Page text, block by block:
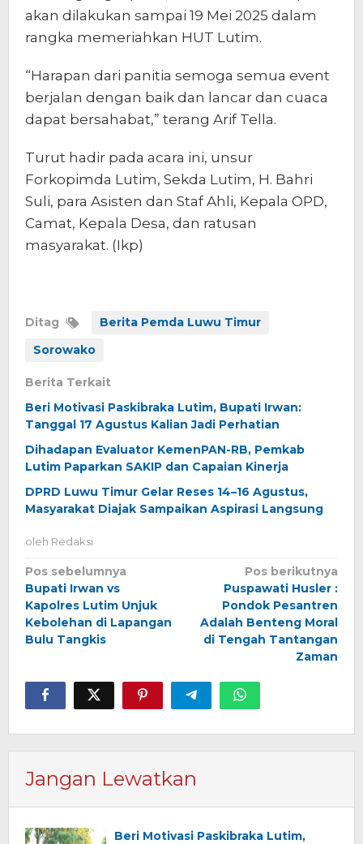
akan dilakukan sampai 19 Mei 2025 dalam
rangka memeriahkan HUT Lutim.
“Harapan dari panitia semoga semua event
berjalan dengan baik dan lancar dan cuaca
dapat bersahabat,” terang Arif Tella.
Turut hadir pada acara ini, unsur
Forkopimda Lutim, Sekda Lutim, H. Bahri
Suli, para Asisten dan Staf Ahli, Kepala OPD,
Camat, Kepala Desa, dan ratusan
masyarakat. (Ikp)
Ditag
Berita Pemda Luwu Timur
Sorowako
Berita Terkait
Beri Motivasi Paskibraka Lutim, Bupati Irwan:
Tanggal 17 Agustus Kalian Jadi Perhatian
Dihadapan Evaluator KemenPAN-RB, Pemkab
Lutim Paparkan SAKIP dan Capaian Kinerja
DPRD Luwu Timur Gelar Reses 14–16 Agustus,
Masyarakat Diajak Sampaikan Aspirasi Langsung
oleh Redaksi
Navigasi
pos
Pos sebelumnya
Bupati Irwan vs
Kapolres Lutim Unjuk
Kebolehan di Lapangan
Bulu Tangkis
Pos berikutnya
Puspawati Husler :
Pondok Pesantren
Adalah Benteng Moral
di Tengah Tantangan
Zaman
Jangan Lewatkan
Beri Motivasi Paskibraka Lutim,